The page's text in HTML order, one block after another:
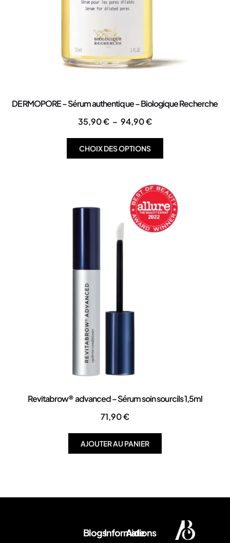
DERMOPORE – Sérum authentique – Biologique Recherche
35,90€ – 94,90€
CHOIX DES OPTIONS
Revitabrow® advanced – Sérum soin sourcils 1,5ml
71,90€
AJOUTER AU PANIER
BlogsInformations
Aide